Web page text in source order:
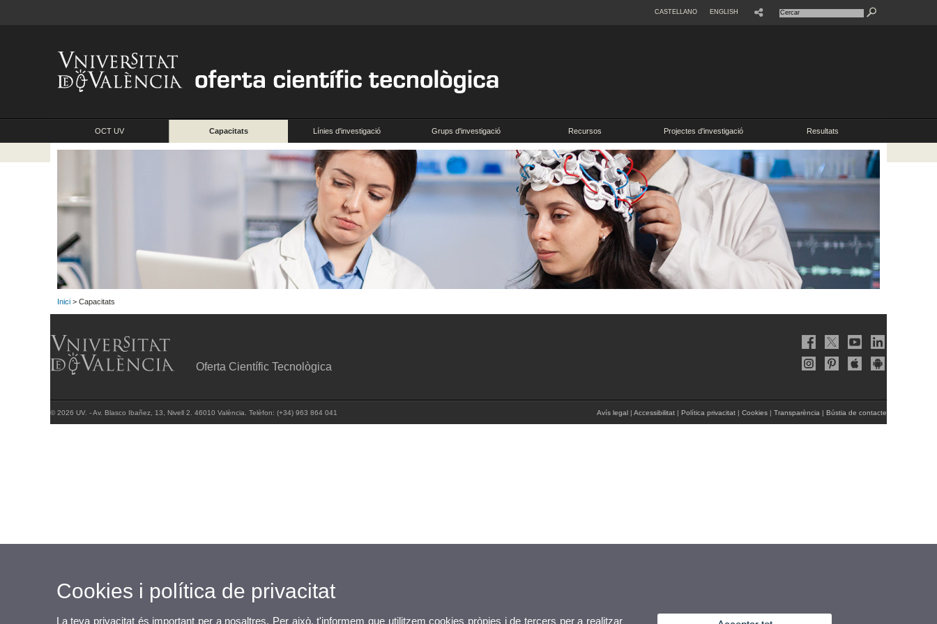
CASTELLANO ENGLISH
OCT UV Capacitats Línies d'investigació Grups d'investigació Recursos Projectes d'investigació Resultats
Inici > Capacitats
Oferta Científic Tecnològica
© 2026 UV. - Av. Blasco Ibañez, 13, Nivell 2. 46010 València. Telèfon: (+34) 963 864 041 Avís legal | Accessibilitat | Política privacitat | Cookies | Transparència | Bústia de contacte
Cookies i política de privacitat
La teva privacitat és important per a nosaltres. Per això, t'informem que utilitzem cookies pròpies i de tercers per a realitzar